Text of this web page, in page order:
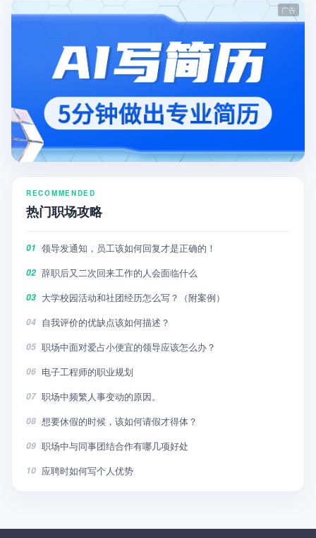
RECOMMENDED
热门职场攻略
01 领导发通知，员工该如何回复才是正确的！
02 辞职后又二次回来工作的人会面临什么
03 大学校园活动和社团经历怎么写？（附案例）
04 自我评价的优缺点该如何描述？
05 职场中面对爱占小便宜的领导应该怎么办？
06 电子工程师的职业规划
07 职场中频繁人事变动的原因。
08 想要休假的时候，该如何请假才得体？
09 职场中与同事团结合作有哪几项好处
10 应聘时如何写个人优势